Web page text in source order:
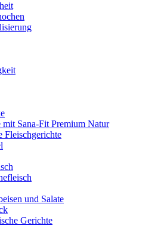
mit Sana-Fit Premium Natur
Fleischgerichte
und Salate
Gerichte